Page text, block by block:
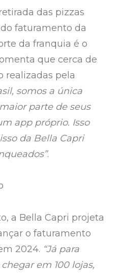
das pizzas
faturamento da
da franquia é o
que cerca de
realizadas pela
somos a única
parte de seus
app próprio. Isso
da Bella Capri
.
a Bella Capri projeta
o faturamento
2024. “Já para
em 100 lojas,